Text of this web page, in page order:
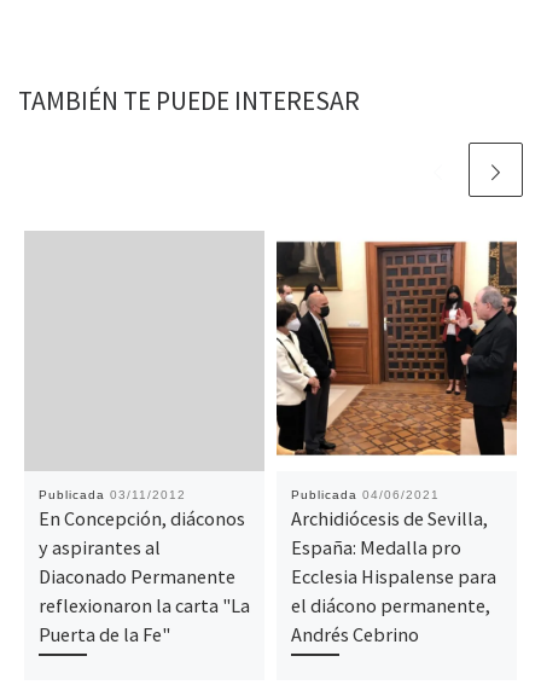
TAMBIÉN TE PUEDE INTERESAR
Publicada 03/11/2012
En Concepción, diáconos
y aspirantes al
Diaconado Permanente
reflexionaron la carta "La
Puerta de la Fe"
Publicada 04/06/2021
Archidiócesis de Sevilla,
España: Medalla pro
Ecclesia Hispalense para
el diácono permanente,
Andrés Cebrino